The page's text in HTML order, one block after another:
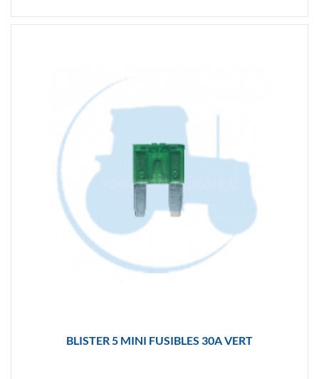
BLISTER 5 MINI FUSIBLES 30A VERT